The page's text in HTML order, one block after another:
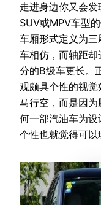
走进身边你又会
SUV或MPV车型
车厢形式定义为
车相仿，而轴距
分的B级车更长。
观颇具个性的视
马行空，而是因
何一部汽油车为
个性也就觉得可以